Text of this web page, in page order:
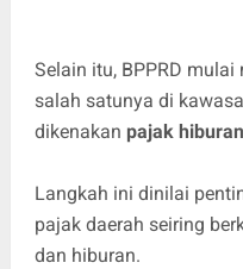
Selain itu, BPPRD mulai
salah satunya di
dikenakan pajak hiburan
Langkah ini dinilai
pajak daerah seiring
dan hiburan.